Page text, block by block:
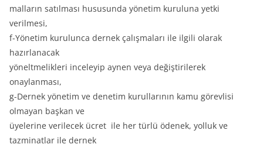
malların satılması hususunda yönetim kuruluna yetki
verilmesi,
f-Yönetim kurulunca dernek çalışmaları ile ilgili olarak
hazırlanacak
yöneltmelikleri inceleyip aynen veya değiştirilerek
onaylanması,
g-Dernek yönetim ve denetim kurullarının kamu görevlisi
olmayan başkan ve
üyelerine verilecek ücret ile her türlü ödenek, yolluk ve
tazminatlar ile dernek